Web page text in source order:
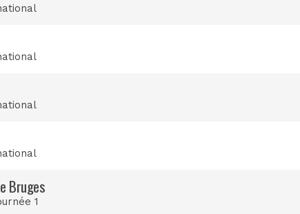
Bruges
1